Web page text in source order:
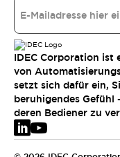
IDEC Corporation
von
setzt sich dafür ein,
beruhigendes Gefühl
deren Bediener zu